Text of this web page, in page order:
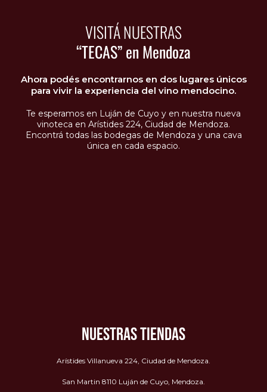
VISITÁ NUESTRAS
“TECAS” en Mendoza
Ahora podés encontrarnos en dos lugares únicos
para vivir la experiencia del vino mendocino.
Te esperamos en Luján de Cuyo y en nuestra nueva
vinoteca en Arístides 224, Ciudad de Mendoza.
Encontrá todas las bodegas de Mendoza y una cava
única en cada espacio.
NUESTRAS TIENDAS
Arístides Villanueva 224, Ciudad de Mendoza.
San Martin 8110 Luján de Cuyo, Mendoza.